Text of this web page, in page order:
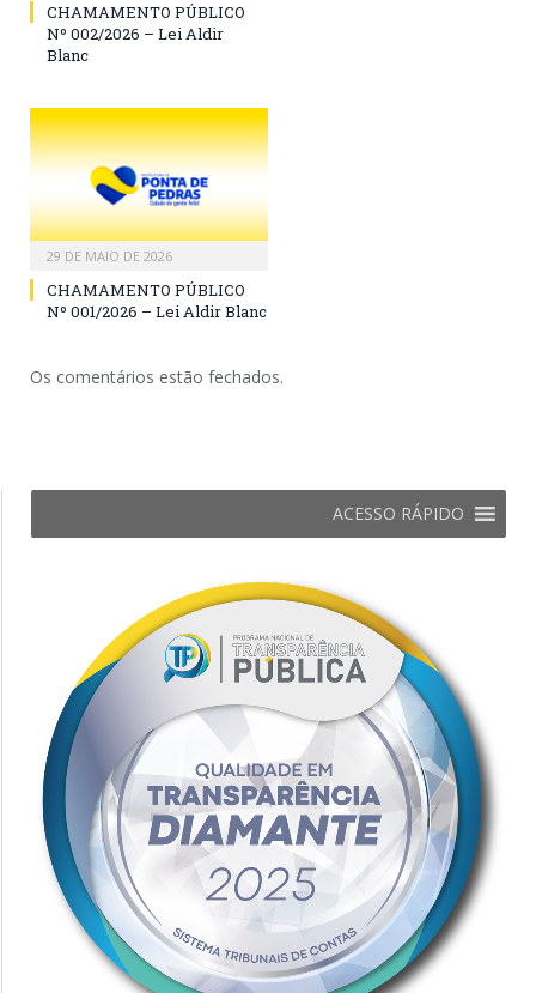
CHAMAMENTO PÚBLICO
Nº 002/2026 – Lei Aldir
Blanc
29 DE MAIO DE 2026
CHAMAMENTO PÚBLICO
Nº 001/2026 – Lei Aldir Blanc
Os comentários estão fechados.
ACESSO RÁPIDO